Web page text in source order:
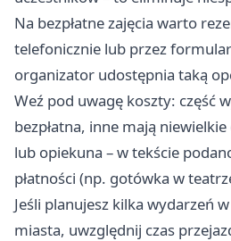
Na bezpłatne zajęcia warto
telefonicznie lub przez
organizator udostępnia taką
Weź pod uwagę koszty: część
bezpłatna, inne mają
lub opiekuna – w tekście
płatności (np. gotówka w
Jeśli planujesz kilka wydarzeń
miasta, uwzględnij czas